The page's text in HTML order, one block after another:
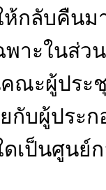
กลับคืนม
พาะในส่
คณะผู้ปร
กับผู้ประ
เป็นศูนย์